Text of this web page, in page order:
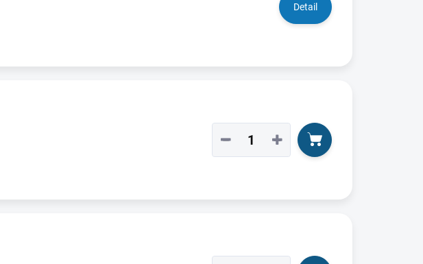
Detail
+
−